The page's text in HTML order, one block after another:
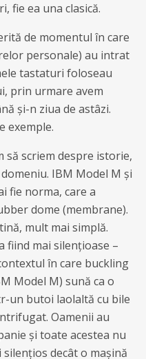
fie ea una clasică.
de momentul în care
personale) au intrat
tastaturi foloseau
prin urmare avem
și-n ziua de astâzi.
exemple.
să scriem despre istorie,
IBM Model M și
fie norma, care a
dome (membrane).
mult mai simplă.
fiind mai silențioase –
în care buckling
Model M) sună ca o
un butoi laolaltă cu bile
Oamenii au
și toate acestea nu
decât o mașină